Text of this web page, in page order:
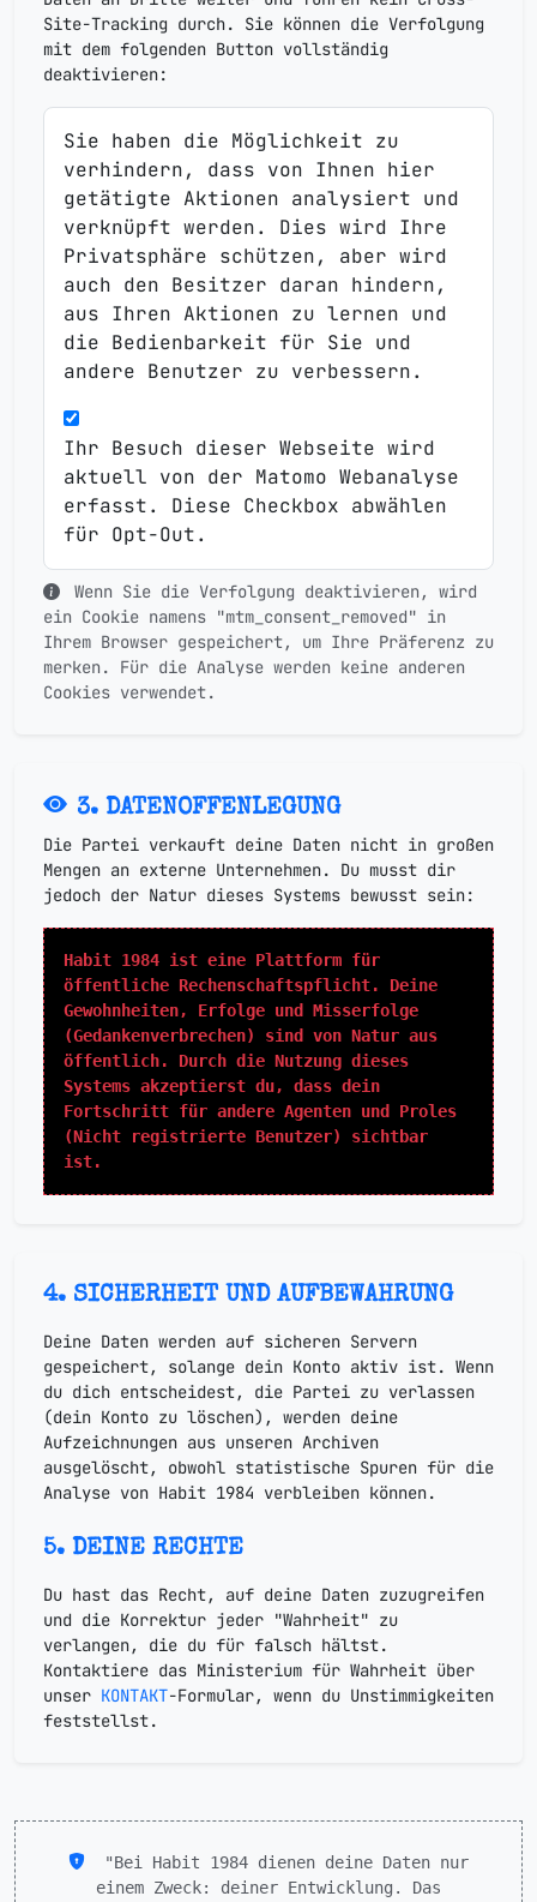
Site-Tracking durch. Sie können die Verfolgung
mit dem folgenden Button vollständig
deaktivieren:
Sie haben die Möglichkeit zu
verhindern, dass von Ihnen hier
getätigte Aktionen analysiert und
verknüpft werden. Dies wird Ihre
Privatsphäre schützen, aber wird
auch den Besitzer daran hindern,
aus Ihren Aktionen zu lernen und
die Bedienbarkeit für Sie und
andere Benutzer zu verbessern.
Ihr Besuch dieser Webseite wird
aktuell von der Matomo Webanalyse
erfasst. Diese Checkbox abwählen
für Opt-Out.
Wenn Sie die Verfolgung deaktivieren, wird
ein Cookie namens "mtm_consent_removed" in
Ihrem Browser gespeichert, um Ihre Präferenz zu
merken. Für die Analyse werden keine anderen
Cookies verwendet.
3. DATENOFFENLEGUNG
Die Partei verkauft deine Daten nicht in großen
Mengen an externe Unternehmen.
Du musst dir
jedoch der Natur dieses Systems bewusst sein:
Habit 1984 ist eine Plattform für
öffentliche Rechenschaftspflicht. Deine
Gewohnheiten, Erfolge und Misserfolge
(Gedankenverbrechen) sind von Natur aus
öffentlich. Durch die Nutzung dieses
Systems akzeptierst du, dass dein
Fortschritt für andere Agenten und Proles
(Nicht registrierte Benutzer) sichtbar
ist.
4. SICHERHEIT UND AUFBEWAHRUNG
Deine Daten werden auf sicheren Servern
gespeichert, solange dein Konto aktiv ist. Wenn
du dich entscheidest, die Partei zu verlassen
(dein Konto zu löschen), werden deine
Aufzeichnungen aus unseren Archiven
ausgelöscht, obwohl statistische Spuren für die
Analyse von Habit 1984 verbleiben können.
5. DEINE RECHTE
Du hast das Recht, auf deine Daten zuzugreifen
und die Korrektur jeder "Wahrheit" zu
verlangen, die du für falsch hältst.
Kontaktiere das Ministerium für Wahrheit über
unser KONTAKT-Formular, wenn du Unstimmigkeiten
feststellst.
"Bei Habit 1984 dienen deine Daten nur
einem Zweck: deiner Entwicklung. Das